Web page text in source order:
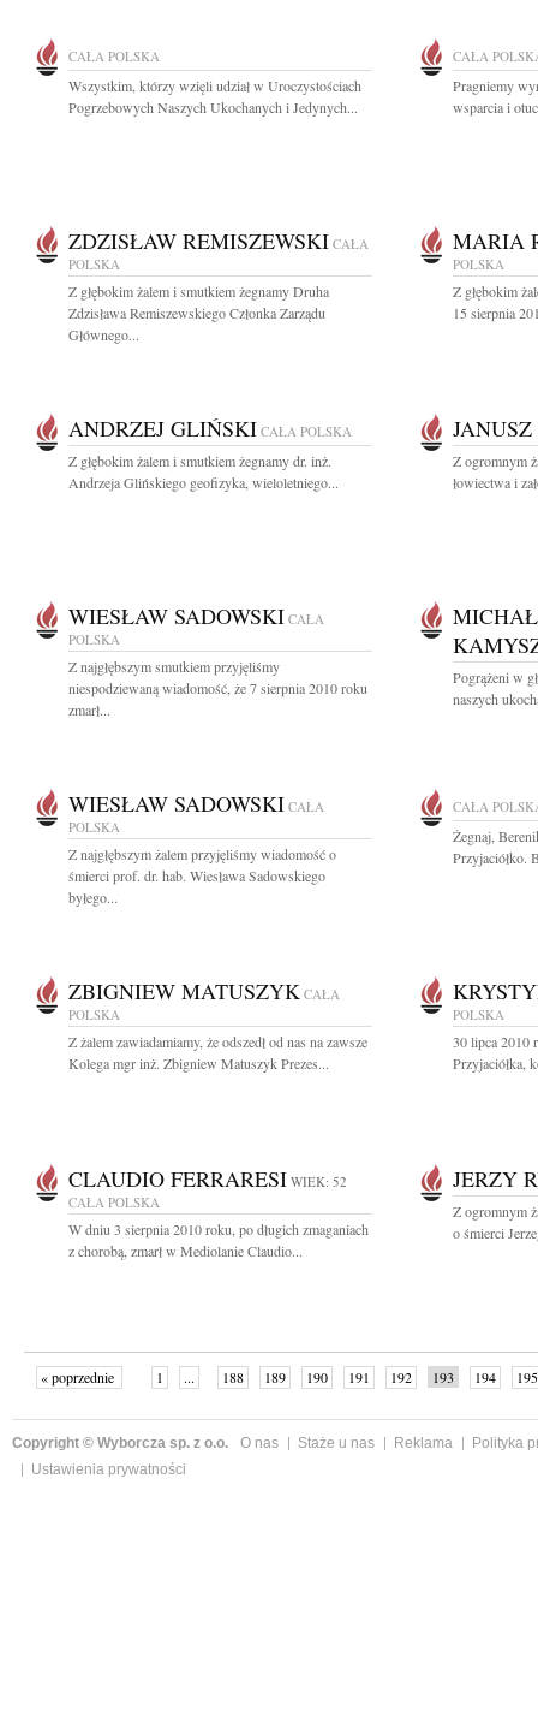
CAŁA POLSKA
Wszystkim, którzy wzięli udział w Uroczystościach
Pogrzebowych Naszych Ukochanych i Jedynych...
CAŁA
Pragniemy
wsparcia i
ZDZISŁAW REMISZEWSKI CAŁA
POLSKA
Z głębokim żalem i smutkiem żegnamy Druha
Zdzisława Remiszewskiego Członka Zarządu
Głównego...
MARIA
POLSKA
Z głębokim
15 sierpnia
ANDRZEJ GLIŃSKI CAŁA POLSKA
Z głębokim żalem i smutkiem żegnamy dr. inż.
Andrzeja Glińskiego geofizyka, wieloletniego...
Z ogromnym
łowiectwa i
WIESŁAW SADOWSKI CAŁA
POLSKA
Z najgłębszym smutkiem przyjęliśmy
niespodziewaną wiadomość, że 7 sierpnia 2010 roku
zmarł...
Pogrążeni w
naszych
WIESŁAW SADOWSKI CAŁA
POLSKA
Z najgłębszym żalem przyjęliśmy wiadomość o
śmierci prof. dr. hab. Wiesława Sadowskiego
byłego...
CAŁA
Żegnaj,
Przyjaciółko.
ZBIGNIEW MATUSZYK CAŁA
POLSKA
Z żalem zawiadamiamy, że odszedł od nas na zawsze
Kolega mgr inż. Zbigniew Matuszyk Prezes...
POLSKA
30 lipca 2010
Przyjaciółka,
CLAUDIO FERRARESI WIEK: 52
CAŁA POLSKA
W dniu 3 sierpnia 2010 roku, po długich zmaganiach
z chorobą, zmarł w Mediolanie Claudio...
JERZY
Z ogromnym
o śmierci
« poprzednie 1 ... 188 189 190 191 192 193 194
195
Copyright © Wyborcza sp. z o.o. O nas Staże u nas Reklama
Polityka
Ustawienia prywatności